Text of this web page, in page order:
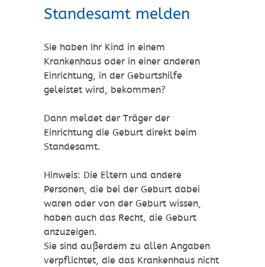
Standesamt melden
Sie haben Ihr Kind in einem
Krankenhaus oder in einer anderen
Einrichtung, in der Geburtshilfe
geleistet wird, bekommen?
Dann meldet der Träger der
Einrichtung die Geburt direkt beim
Standesamt.
Hinweis: Die Eltern und andere
Personen, die bei der Geburt dabei
waren oder von der Geburt wissen,
haben auch das Recht, die Geburt
anzuzeigen.
Sie sind außerdem zu allen Angaben
verpflichtet, die das Krankenhaus nicht